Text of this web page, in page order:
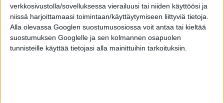
verkkosivustolla/sovelluksessa vierailuusi tai niiden käyttöösi ja
niissä harjoittamaasi toimintaan/käyttäytymiseen liittyviä tietoja.
Alla olevassa Googlen suostumusosiossa voit antaa tai kieltää
suostumuksen Googlelle ja sen kolmannen osapuolen
tunnisteille käyttää tietojasi alla mainittuihin tarkoituksiin.